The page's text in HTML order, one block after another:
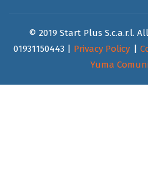
© 2019 Start Plus S.c.a.r.l.
01931150443 | Privacy Policy |
Yuma